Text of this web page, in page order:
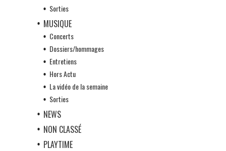
Sorties
MUSIQUE
Concerts
Dossiers/hommages
Entretiens
Hors Actu
La vidéo de la semaine
Sorties
NEWS
NON CLASSÉ
PLAYTIME